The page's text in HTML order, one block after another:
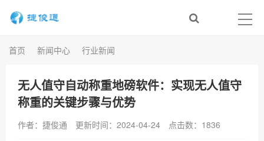
首页 新闻中心 行业新闻
无人值守自动称重地磅软件：实现无人值守
称重的关键步骤与优势
作者：捷俊通 更新时间：2024-04-24 点击数： 1836